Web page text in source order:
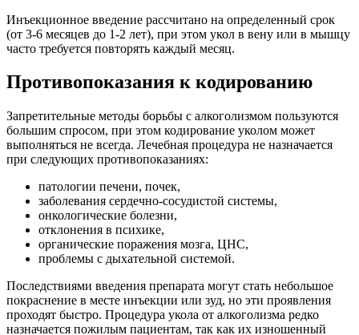
Инъекционное введение рассчитано на определенный срок
(от 3-6 месяцев до 1-2 лет), при этом укол в вену или в мышцу
часто требуется повторять каждый месяц.
Противопоказания к кодированию
Запретительные методы борьбы с алкоголизмом пользуются
большим спросом, при этом кодирование уколом может
выполняться не всегда. Лечебная процедура не назначается
при следующих противопоказаниях:
патологии печени, почек,
заболевания сердечно-сосудистой системы,
онкологические болезни,
отклонения в психике,
органические поражения мозга, ЦНС,
проблемы с дыхательной системой.
Последствиями введения препарата могут стать небольшое
покраснение в месте инъекции или зуд, но эти проявления
проходят быстро. Процедура укола от алкоголизма редко
назначается пожилым пациентам, так как их изношенный